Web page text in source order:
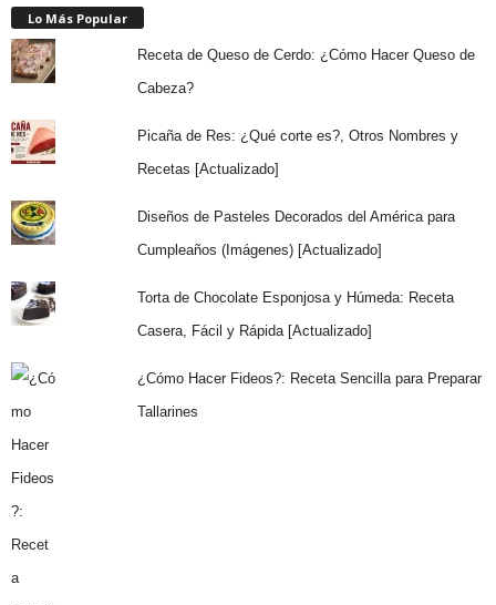
Lo Más Popular
Receta de Queso de Cerdo: ¿Cómo Hacer Queso de
Cabeza?
Picaña de Res: ¿Qué corte es?, Otros Nombres y
Recetas [Actualizado]
Diseños de Pasteles Decorados del América para
Cumpleaños (Imágenes) [Actualizado]
Torta de Chocolate Esponjosa y Húmeda: Receta
Casera, Fácil y Rápida [Actualizado]
¿Cómo Hacer Fideos?: Receta Sencilla para Preparar
Tallarines